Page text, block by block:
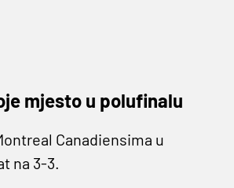
mjesto u polufinalu
Canadiensima u
na 3-3.